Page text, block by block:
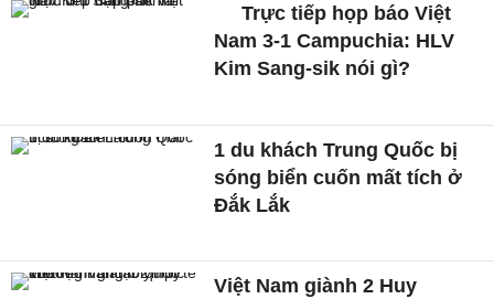
Trực tiếp họp báo Việt
Nam 3-1 Campuchia: HLV
Kim Sang-sik nói gì?
1 du khách Trung Quốc bị
sóng biển cuốn mất tích ở
Đắk Lắk
Việt Nam giành 2 Huy